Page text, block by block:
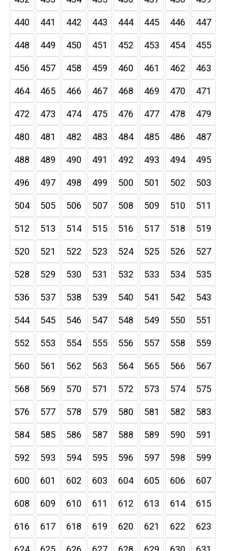
440 441 442 443 444 445 446 447
448 449 450 451 452 453 454 455
456 457 458 459 460 461 462 463
464 465 466 467 468 469 470 471
472 473 474 475 476 477 478 479
480 481 482 483 484 485 486 487
488 489 490 491 492 493 494 495
496 497 498 499 500 501 502 503
504 505 506 507 508 509 510 511
512 513 514 515 516 517 518 519
520 521 522 523 524 525 526 527
528 529 530 531 532 533 534 535
536 537 538 539 540 541 542 543
544 545 546 547 548 549 550 551
552 553 554 555 556 557 558 559
560 561 562 563 564 565 566 567
568 569 570 571 572 573 574 575
576 577 578 579 580 581 582 583
584 585 586 587 588 589 590 591
592 593 594 595 596 597 598 599
600 601 602 603 604 605 606 607
608 609 610 611 612 613 614 615
616 617 618 619 620 621 622 623